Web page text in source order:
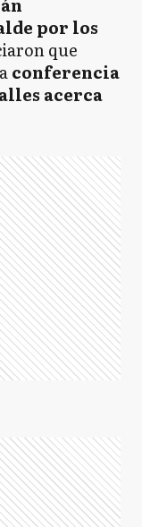
por los
que
conferencia
acerca